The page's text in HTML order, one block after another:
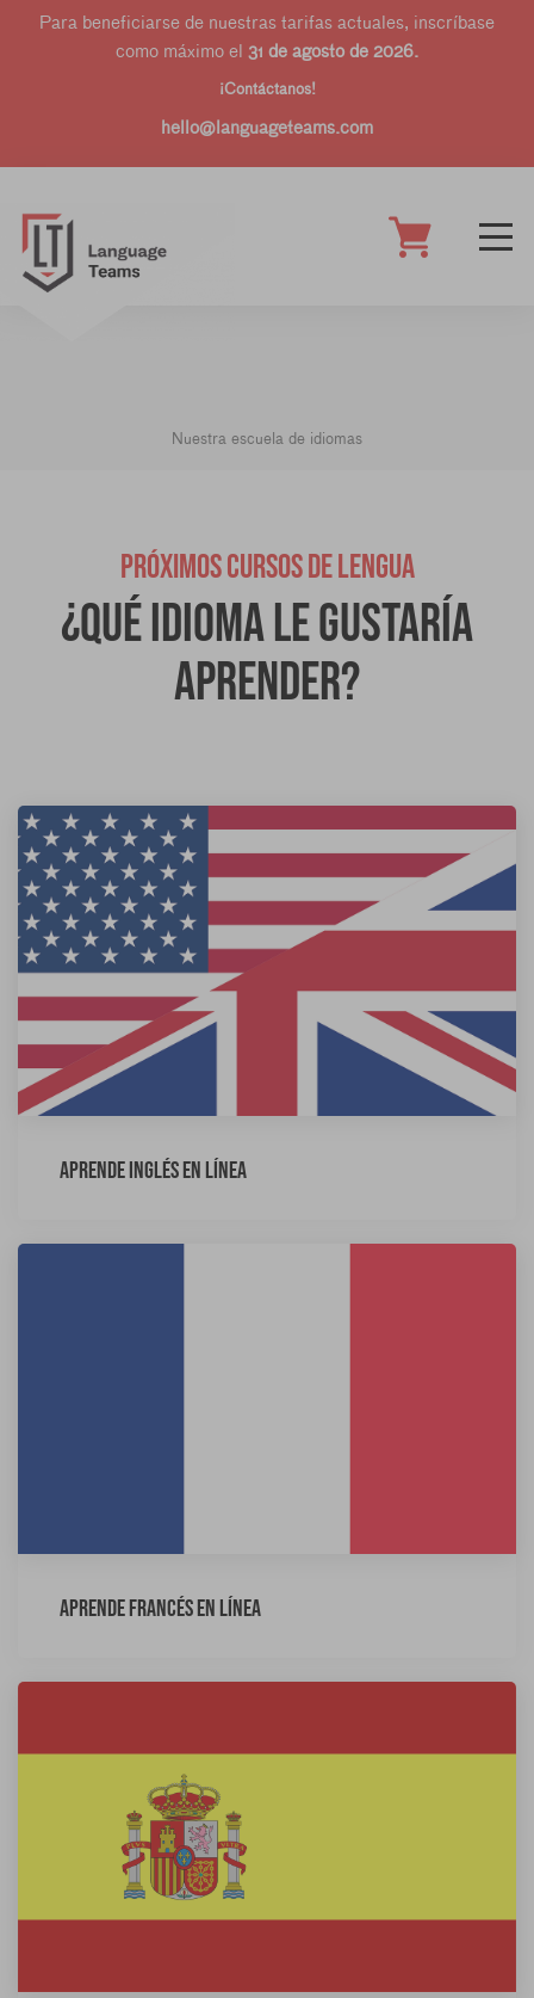
Para beneficiarse de nuestras tarifas actuales, inscríbase
como máximo el 31 de agosto de 2026.
¡Contáctanos!
hello@languageteams.com
Nuestra escuela de idiomas
PRÓXIMOS CURSOS DE LENGUA
¿Qué idioma le gustaría
aprender?
Aprende inglés en línea
Aprende francés en línea